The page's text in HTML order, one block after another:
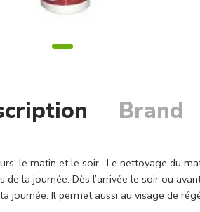
Brand
le matin et le soir . Le nettoyage du
la journée. Dès l’arrivée le soir ou
journée. Il permet aussi au visage de